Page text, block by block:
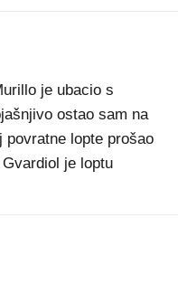
je ubacio s
ostao sam na
lopte prošao
je loptu